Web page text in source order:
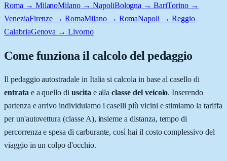
Roma → MilanoMilano → NapoliBologna →BariTorino→
VeneziaFirenze →RomaMilano→ RomaNapoli → Reggio
CalabriaGenova →Livorno
Come funziona il calcolo del pedaggio
Il pedaggio autostradale in Italia si calcola in base al casello di
entrata e a quello di uscita e alla classe del veicolo. Inserendo
partenza e arrivo individuiamo i caselli più vicini e stimiamo la tariffa
per un'autovettura (classe A), insieme a distanza, tempo di
percorrenza e spesa di carburante, così hai il costo complessivo del
viaggio in un colpo d'occhio.